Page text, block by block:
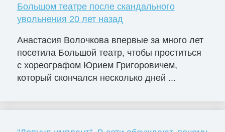
Большом театре после скандального
увольнения 20 лет назад
Анастасия Волочкова впервые за много лет
посетила Большой театр, чтобы проститься
с хореографом Юрием Григоровичем,
который скончался несколько дней ...